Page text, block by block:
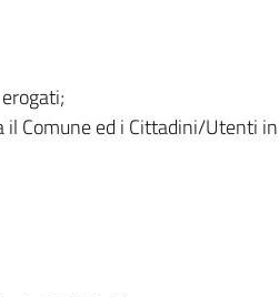
Comune ed i Cittadini/Utenti